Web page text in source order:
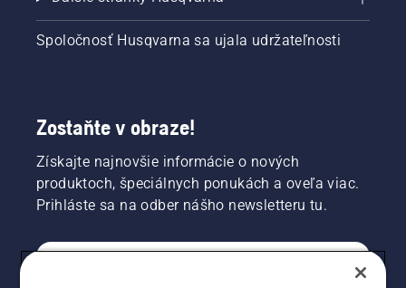
Spoločnosť Husqvarna sa ujala udržateľnosti
Zostaňte v obraze!
Získajte najnovšie informácie o nových
produktoch, špeciálnych ponukách a oveľa viac.
Prihláste sa na odber nášho newsletteru tu.